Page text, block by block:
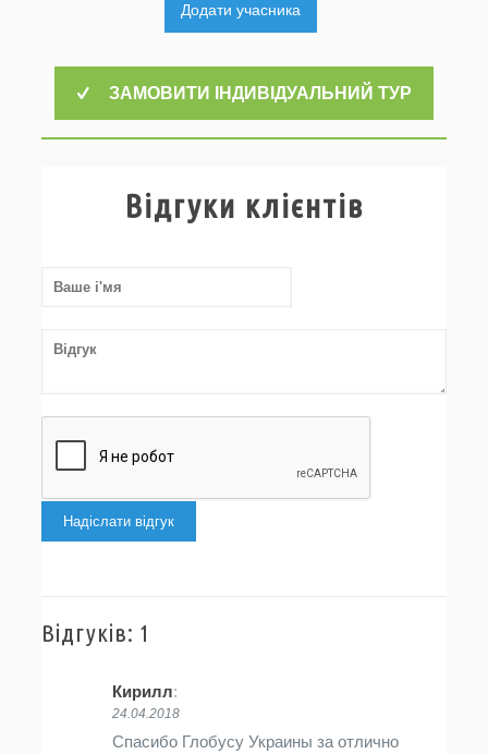
Додати учасника
ЗАМОВИТИ ІНДИВІДУАЛЬНИЙ ТУР
Відгуки клієнтів
Надіслати відгук
Відгуків: 1
Кирилл:
24.04.2018
Спасибо Глобусу Украины за отлично